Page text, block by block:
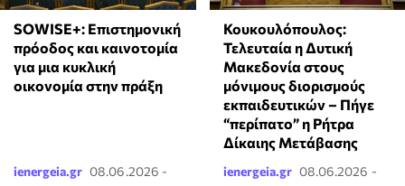
SOWISE+: Επιστημονική
πρόοδος και καινοτομία
για μια κυκλική
οικονομία στην πράξη
ienergeia.gr 08.06.2026 -
Κουκουλόπουλος:
Τελευταία η Δυτική
Μακεδονία στους
μόνιμους διορισμούς
εκπαιδευτικών – Πήγε
“περίπατο” η Ρήτρα
Δίκαιης Μετάβασης
ienergeia.gr 08.06.2026 -